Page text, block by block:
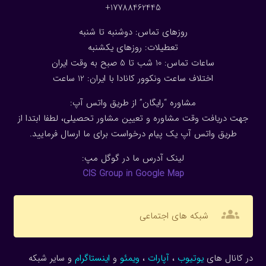
17788462445+
روزهای تماس: دوشنبه تا شنبه
تعطیلات: روزهای یکشنبه
ساعات تماس: 10 شب تا 5 صبح به وقت ایران
اختلاف ساعت ونکوور کانادا با ایران: 1 2 ساعت
مشاوره “رایگان” از طریق واتس آپ:
جهت دریافت وقت مشاوره و تعیین مشاور تحصیلی، لطفا ابتدا از
طریق واتس آپ یک پیام درخواست برای ما ارسال فرمایید.
لینک آدرس ما در گوگل مپ:
CIS Group in Google Map
groups شبکه های اجتماعی
در کانال هاییوتیوب ، آپارات ، ویمئو و اینستاگرام و سایر شبکه